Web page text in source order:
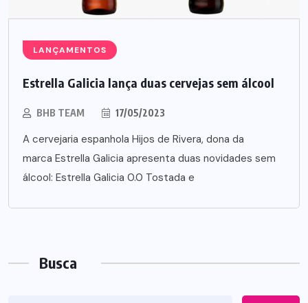
LANÇAMENTOS
Estrella Galicia lança duas cervejas sem álcool
BHB TEAM 17/05/2023
A cervejaria espanhola Hijos de Rivera, dona da
marca Estrella Galicia apresenta duas novidades sem
álcool: Estrella Galicia 0.0 Tostada e
Busca